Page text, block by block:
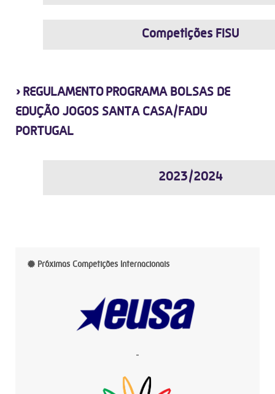
Competições FISU
› REGULAMENTO PROGRAMA BOLSAS DE
EDUÇÃO JOGOS SANTA CASA/FADU
PORTUGAL
2023/2024
Próximas Competições Internacionais
-